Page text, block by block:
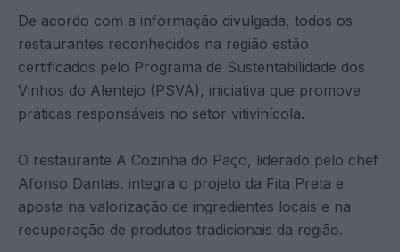
De acordo com a informação divulgada, todos os
restaurantes reconhecidos na região estão
certificados pelo Programa de Sustentabilidade dos
Vinhos do Alentejo (PSVA), iniciativa que promove
práticas responsáveis no setor vitivinícola.
O restaurante A Cozinha do Paço, liderado pelo chef
Afonso Dantas, integra o projeto da Fita Preta e
aposta na valorização de ingredientes locais e na
recuperação de produtos tradicionais da região.